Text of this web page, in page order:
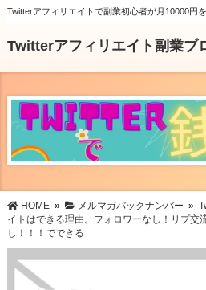
Twitterアフィリエイトで副業初心者が月10000円
Twitterアフィリエイト副業ブ
HOME» メルマガバックナンバー »
イトはできる理由。フォロワーなし！リプ交
し！！！でできる